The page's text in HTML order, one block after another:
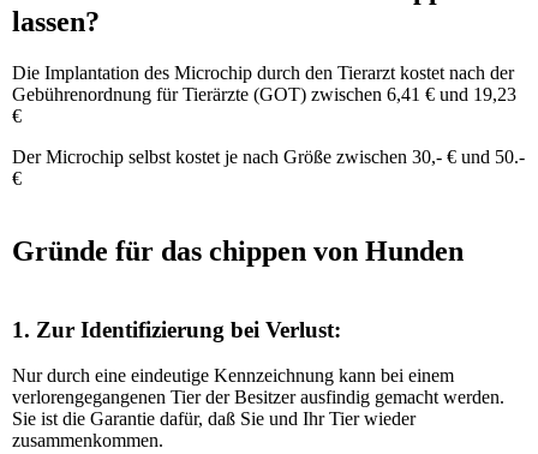
lassen?
Die Implantation des Microchip durch den Tierarzt kostet nach der
Gebührenordnung für Tierärzte (GOT) zwischen 6,41 € und 19,23
€
Der Microchip selbst kostet je nach Größe zwischen 30,- € und 50.-
€
Gründe für das chippen von Hunden
1. Zur Identifizierung bei Verlust:
Nur durch eine eindeutige Kennzeichnung kann bei einem
verlorengegangenen Tier der Besitzer ausfindig gemacht werden.
Sie ist die Garantie dafür, daß Sie und Ihr Tier wieder
zusammenkommen.